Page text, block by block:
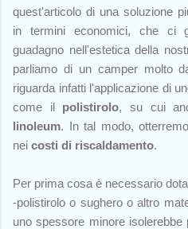
quest'articolo di una soluzione
in termini economici, che ci
guadagno nell'estetica della
parliamo di un camper molto
riguarda infatti l'applicazione di
come il polistirolo, su cui
linoleum. In tal modo,
nei costi di riscaldamento.
Per prima cosa è necessario
-polistirolo o sughero o altro
uno spessore minore